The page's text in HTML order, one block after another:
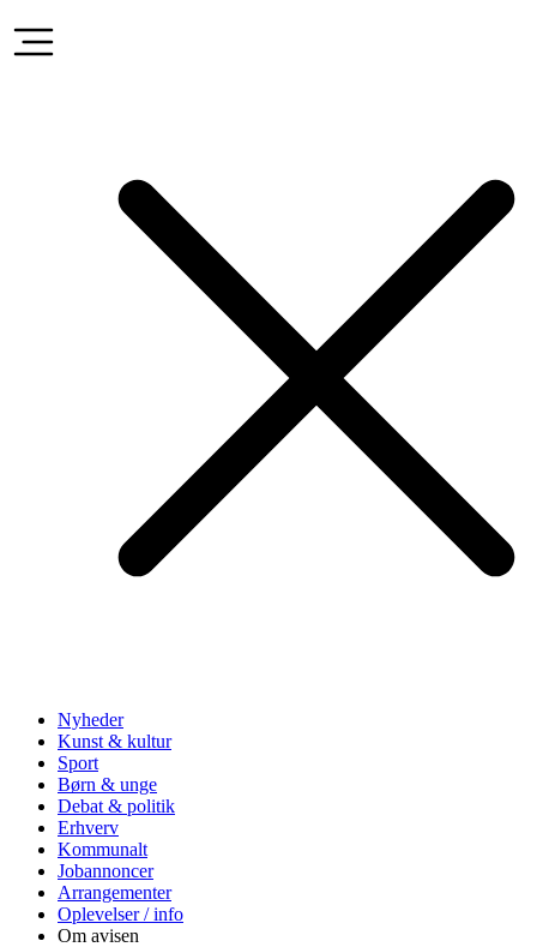
Nyheder
Kunst & kultur
Sport
Børn & unge
Debat & politik
Erhverv
Kommunalt
Jobannoncer
Arrangementer
Oplevelser / info
Om avisen